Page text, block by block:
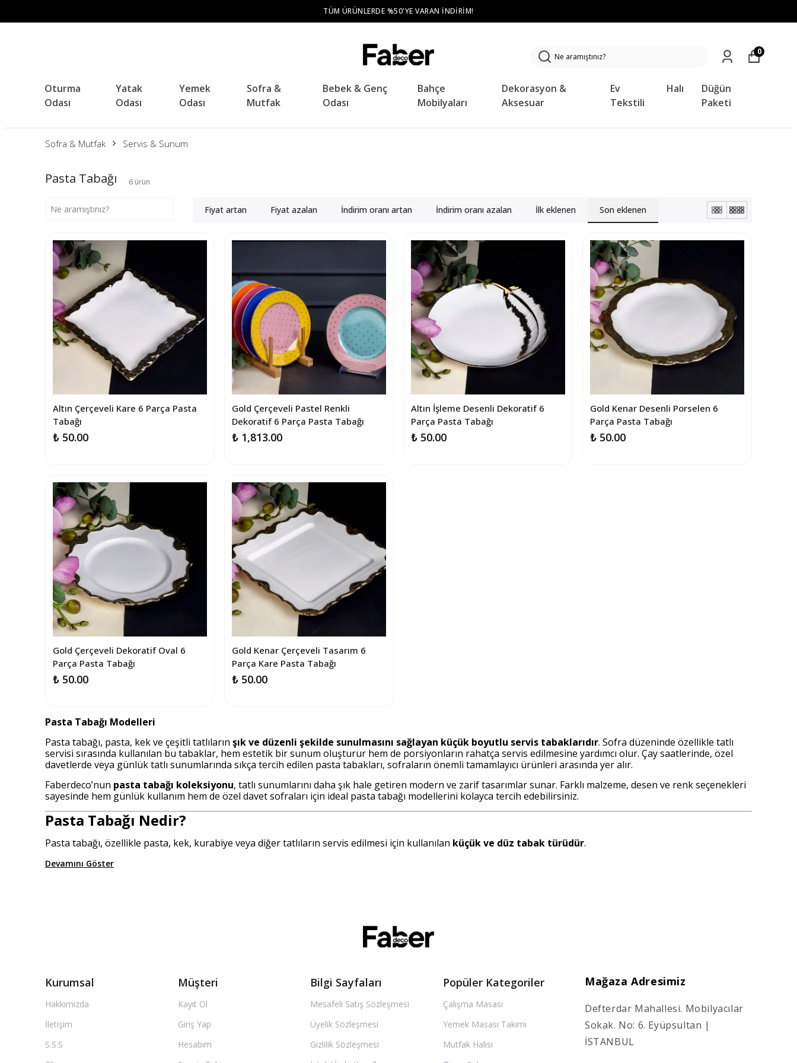
TÜM ŞEHIR MERKEZLERINE ÜCRETSIZ TESLIMAT VE KURULUM
Oturma
Odası
Yatak
Odası
Yemek
Odası
Sofra &
Mutfak
Bebek & Genç
Odası
Bahçe
Mobilyaları
Dekorasyon &
Aksesuar
Ev
Tekstili
Halı
Düğün
Paketi
0
Sofra & Mutfak Servis & Sunum
Pasta Tabağı 6 ürün
Fiyat artan Fiyat azalan İndirim oranı artan İndirim oranı azalan İlk eklenen Son eklenen
Altın Çerçeveli Kare 6 Parça Pasta
Tabağı
₺ 50.00
Gold Çerçeveli Pastel Renkli
Dekoratif 6 Parça Pasta Tabağı
₺ 1,813.00
Altın İşleme Desenli Dekoratif 6
Parça Pasta Tabağı
₺ 50.00
Gold Kenar Desenli Porselen 6
Parça Pasta Tabağı
₺ 50.00
Gold Çerçeveli Dekoratif Oval 6
Parça Pasta Tabağı
₺ 50.00
Gold Kenar Çerçeveli Tasarım 6
Parça Kare Pasta Tabağı
₺ 50.00
Pasta Tabağı Modelleri
Pasta tabağı, pasta, kek ve çeşitli tatlıların şık ve düzenli şekilde sunulmasını sağlayan küçük boyutlu servis tabaklarıdır. Sofra düzeninde özellikle tatlı
servisi sırasında kullanılan bu tabaklar, hem estetik bir sunum oluşturur hem de porsiyonların rahatça servis edilmesine yardımcı olur. Çay saatlerinde, özel
davetlerde veya günlük tatlı sunumlarında sıkça tercih edilen pasta tabakları, sofraların önemli tamamlayıcı ürünleri arasında yer alır.
Faberdeco’nun pasta tabağı koleksiyonu, tatlı sunumlarını daha şık hale getiren modern ve zarif tasarımlar sunar. Farklı malzeme, desen ve renk seçenekleri
sayesinde hem günlük kullanım hem de özel davet sofraları için ideal pasta tabağı modellerini kolayca tercih edebilirsiniz.
Pasta Tabağı Nedir?
Pasta tabağı, özellikle pasta, kek, kurabiye veya diğer tatlıların servis edilmesi için kullanılan küçük ve düz tabak türüdür.
Devamını Göster
Kurumsal
Hakkımızda
İletişim
S.S.S
Müşteri
Kayıt Ol
Giriş Yap
Hesabım
Bilgi Sayfaları
Mesafeli Satış Sözleşmesi
Üyelik Sözleşmesi
Gizlilik Sözleşmesi
Popüler Kategoriler
Çalışma Masası
Yemek Masası Takımı
Mutfak Halısı
Mağaza Adresimiz
Defterdar Mahallesi. Mobilyacılar
Sokak. No: 6. Eyüpsultan |
İSTANBUL